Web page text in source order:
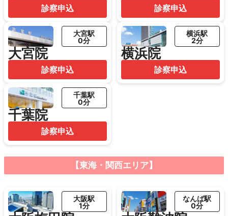
診察申込 診察申込
大宮院
大宮駅
0分
診察申込
横浜院
横浜駅
2分
診察申込
千葉院
千葉駅
0分
診察申込
【東海・関西エリア】
大阪駅
1分
なんば駅
0分